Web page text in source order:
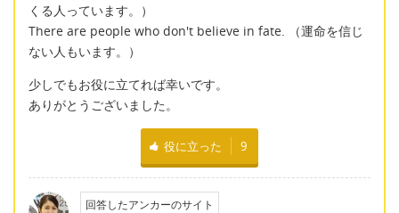
くる人っています。）
There are people who don't believe in fate. （運命を信じ
ない人もいます。）
少しでもお役に立てれば幸いです。
ありがとうございました。
役に立った 9
回答したアンカーのサイト